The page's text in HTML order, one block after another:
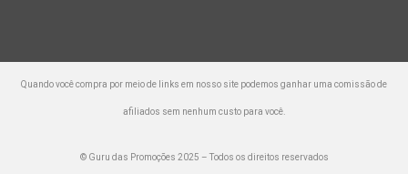
Quando você compra por meio de links em nosso site podemos ganhar uma comissão de
afiliados sem nenhum custo para você.
© Guru das Promoções 2025 – Todos os direitos reservados